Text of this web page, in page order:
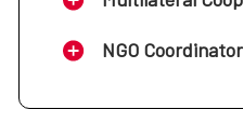
NGO Coordinator